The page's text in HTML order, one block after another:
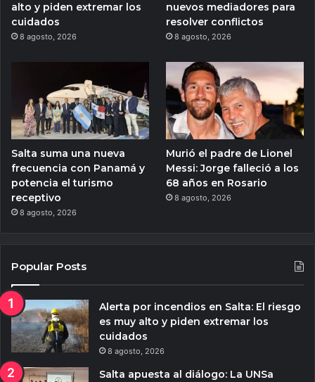
alto y piden extremar los
cuidados
8 agosto, 2026
nuevos mediadores para
resolver conflictos
8 agosto, 2026
Salta suma una nueva
frecuencia con Panamá y
potencia el turismo
receptivo
8 agosto, 2026
Murió el padre de Lionel
Messi: Jorge falleció a los
68 años en Rosario
8 agosto, 2026
Popular Posts
Alerta por incendios en Salta: El riesgo
es muy alto y piden extremar los
cuidados
8 agosto, 2026
Salta apuesta al diálogo: La UNSa